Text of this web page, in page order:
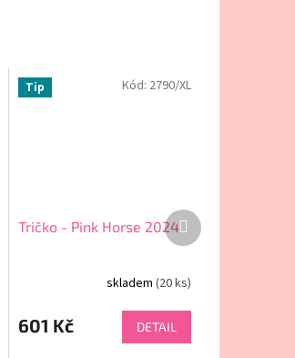
Tip
Tričko - Pink Horse 2024
skladem (20 ks)
601 Kč DETAIL
Kód: 2790/XL
Další
produkt